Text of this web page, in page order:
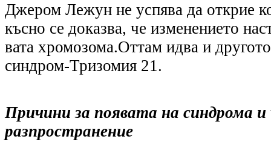
Джером Лежун не успява да открие
късно се доказва, че изменението
вата хромозома.Оттам идва и
синдром-Тризомия 21.
Причини за появата на синдрома
разпространение